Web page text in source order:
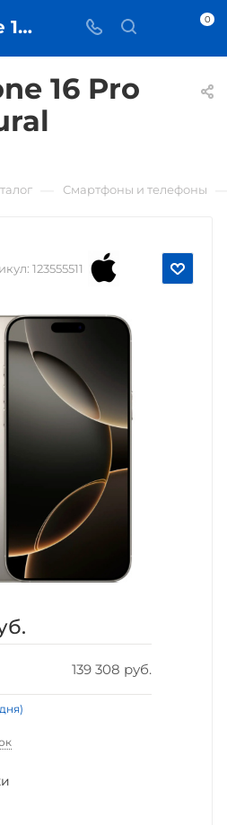
Apple iPhone 16 Pro 512GB Natural Titanium • купить в Самаре - iЧехол 0
16 Pro
Смартфоны и телефоны
123555511
139 308 руб.